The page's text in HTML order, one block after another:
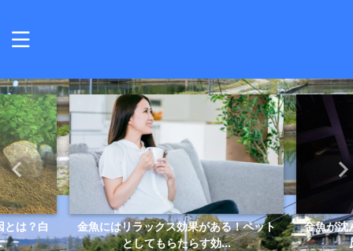
とは？白
金魚にはリラックス効果がある！ペット
としてもらたらす効...
金魚が沈